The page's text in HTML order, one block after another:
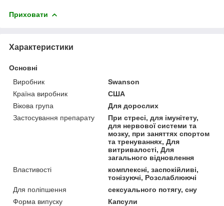
Приховати
Характеристики
Основні
Виробник
Swanson
Країна виробник
США
Вікова група
Для дорослих
Застосування препарату
При стресі, для імунітету,
для нервової системи та
мозку, при заняттях спортом
та тренуваннях, Для
витривалості, Для
загального відновлення
Властивості
комплексні, заспокійливі,
тонізуючі, Розслаблюючі
Для поліпшення
сексуального потягу, сну
Форма випуску
Капсули